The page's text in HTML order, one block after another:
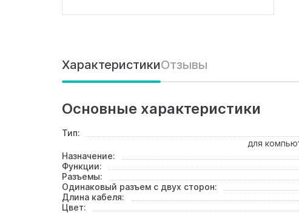
ХарактеристикиОтзывы
Основные характеристики
Тип:
Назначение:
для
Функции:
Разъемы:
Одинаковый разъем с двух сторон:
Длина кабеля:
Цвет: